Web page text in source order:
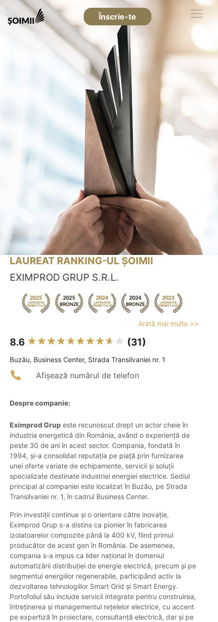
Înscrie-te
LAUREAT RANKING-UL ȘOIMII
EXIMPROD GRUP S.R.L.
Arată mai multe >>
8.6 (31)
Buzău, Business Center, Strada Transilvaniei nr. 1
Afișează numărul de telefon
Despre companie:
Eximprod Grup este recunoscut drept un actor cheie în
industria energetică din România, având o experiență de
peste 30 de ani în acest sector. Compania, fondată în
1994, și-a consolidat reputația pe piață prin furnizarea
unei oferte variate de echipamente, servicii și soluții
specializate destinate industriei energiei electrice. Sediul
principal al companiei este localizat în Buzău, pe Strada
Transilvaniei nr. 1, în cadrul Business Center.
Prin investiții continue și o orientare către inovație,
Eximprod Grup s-a distins ca pionier în fabricarea
izolatoarelor compozite până la 400 kV, fiind primul
producător de acest gen în România. De asemenea,
compania s-a impus ca lider național în domeniul
automatizării distribuției de energie electrică, precum și pe
segmentul energiilor regenerabile, participând activ la
dezvoltarea tehnologiilor Smart Grid și Smart Energy.
Portofoliul său include servicii integrate pentru construirea,
întreținerea și managementul rețelelor electrice, cu accent
pe expertiză în proiectare, consultanță electrică, dar și pe